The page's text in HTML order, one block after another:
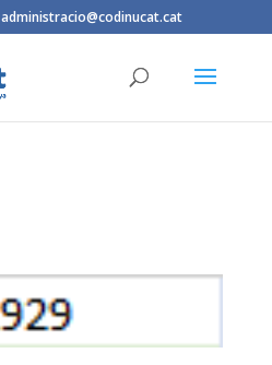
administracio@codinucat.cat